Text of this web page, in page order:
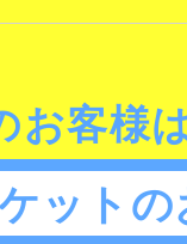
客様
ット